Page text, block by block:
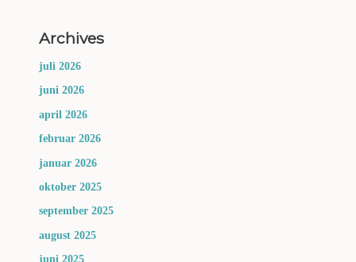
Archives
juli 2026
juni 2026
april 2026
februar 2026
januar 2026
oktober 2025
september 2025
august 2025
juni 2025